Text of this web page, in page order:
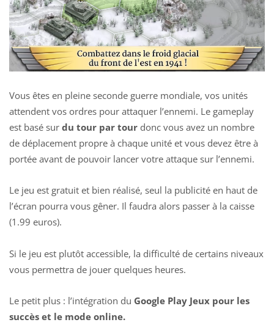
Vous êtes en pleine seconde guerre mondiale, vos unités
attendent vos ordres pour attaquer l’ennemi. Le gameplay
est basé sur du tour par tour donc vous avez un nombre
de déplacement propre à chaque unité et vous devez être à
portée avant de pouvoir lancer votre attaque sur l’ennemi.
Le jeu est gratuit et bien réalisé, seul la publicité en haut de
l’écran pourra vous gêner. Il faudra alors passer à la caisse
(1.99 euros).
Si le jeu est plutôt accessible, la difficulté de certains niveaux
vous permettra de jouer quelques heures.
Le petit plus : l’intégration du Google Play Jeux pour les
succès et le mode online.